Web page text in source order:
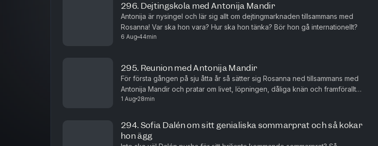
296. Dejtingskola med Antonija Mandir
Antonija är nysingel och lär sig allt om dejtingmarknaden tillsammans med
Rosanna! Var ska hon vara? Hur ska hon tänka? Bör hon gå internationellt?
6 Aug 44min
295. Reunion med Antonija Mandir
För första gången på sju åtta år så sätter sig Rosanna ned tillsammans med
Antonija Mandir och pratar om livet, löpningen, dåliga knän och framförallt
hennes dejtingliv!
1 Aug 28min
294. Sofia Dalén om sitt genialiska sommarprat och så kokar
hon ägg